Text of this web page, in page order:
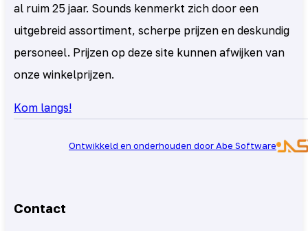
al ruim 25 jaar. Sounds kenmerkt zich door een
uitgebreid assortiment, scherpe prijzen en deskundig
personeel. Prijzen op deze site kunnen afwijken van
onze winkelprijzen.
Kom langs!
Ontwikkeld en onderhouden door Abe Software
Contact